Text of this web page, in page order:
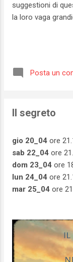
suggestioni di
la loro vaga
Posta un
Il segreto
gio 20_04 ore
sab 22_04 ore
dom 23_04 ore
lun 24_04 ore
mar 25_04 ore